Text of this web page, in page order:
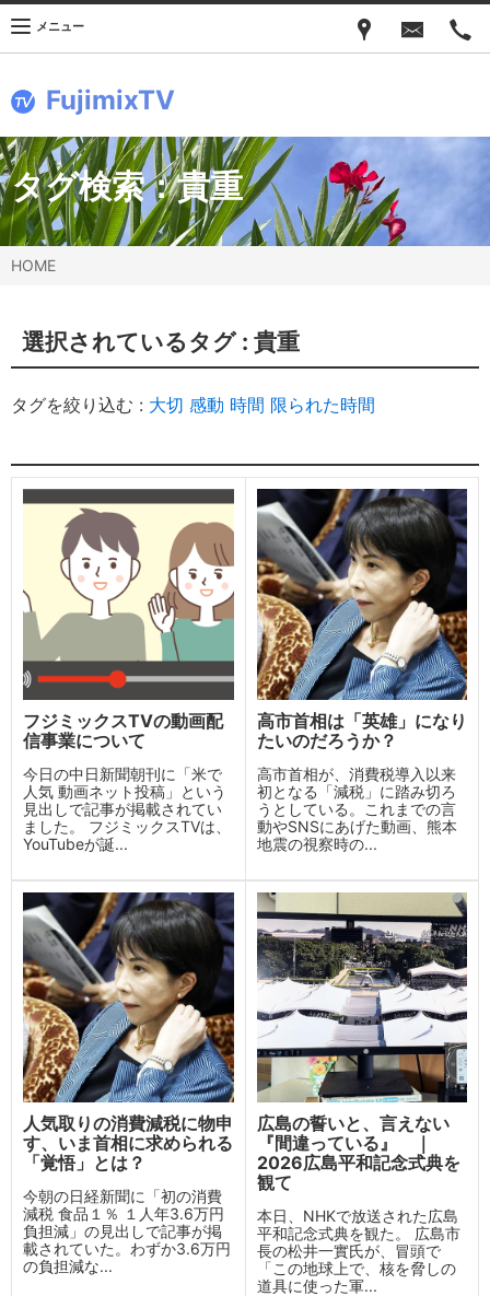
FujimixTV
メニュー
タグ検索：貴重
HOME
選択されているタグ : 貴重
タグを絞り込む : 大切 感動 時間 限られた時間
フジミックスTVの動画配
信事業について
今日の中日新聞朝刊に「米で
人気 動画ネット投稿」という
見出しで記事が掲載されてい
ました。 フジミックスTVは、
YouTubeが誕...
高市首相は「英雄」になり
たいのだろうか？
高市首相が、消費税導入以来
初となる「減税」に踏み切ろ
うとしている。これまでの言
動やSNSにあげた動画、熊本
地震の視察時の...
人気取りの消費減税に物申
す、いま首相に求められる
「覚悟」とは？
今朝の日経新聞に「初の消費
減税 食品１％ １人年3.6万円
負担減」の見出しで記事が掲
載されていた。わずか3.6万円
の負担減な...
広島の誓いと、言えない
『間違っている』 ｜
2026広島平和記念式典を
観て
本日、NHKで放送された広島
平和記念式典を観た。 広島市
長の松井一實氏が、冒頭で
「この地球上で、核を脅しの
道具に使った軍...